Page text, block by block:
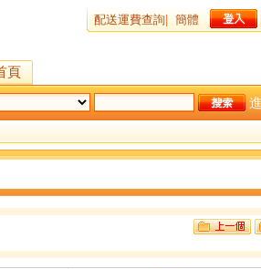
配送運費查詢 簡體
頁